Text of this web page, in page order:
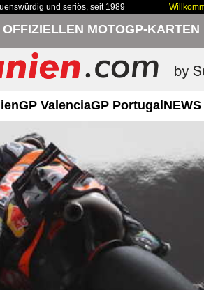
und seriös, seit 1989
MOTOGP-KARTEN
GP ValenciaGP Portugal